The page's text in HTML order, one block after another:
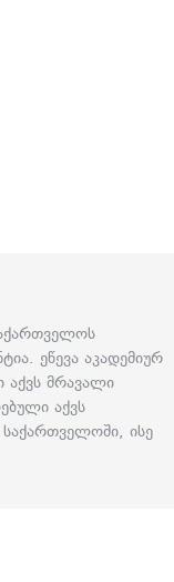
ეწევა აკადემიურ
აქვს მრავალი
აქვს
ისე